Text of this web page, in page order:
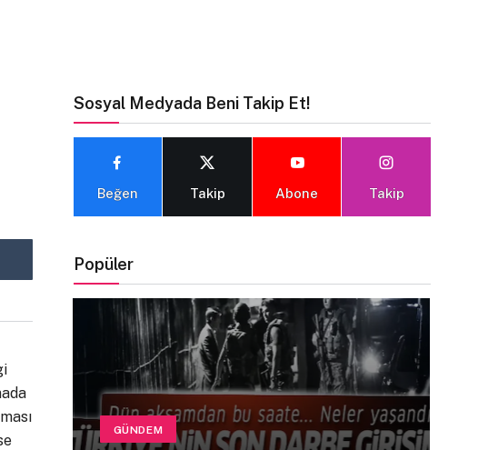
Sosyal Medyada Beni Takip Et!
Beğen Takip Abone Takip
Popüler
GÜNDEM